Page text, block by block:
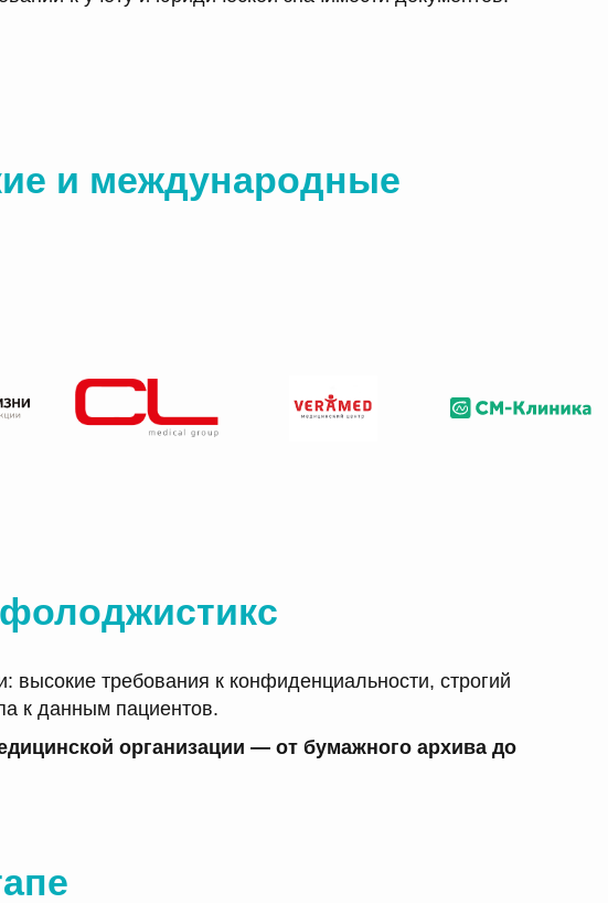
и международные
требования к конфиденциальности, строгий
к данным пациентов.
организации — от бумажного архива до